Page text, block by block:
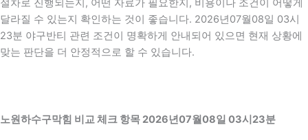
절차로 진행되는지, 어떤 자료가 필요한지, 비용이나 조건이 어떻게
달라질 수 있는지 확인하는 것이 좋습니다. 2026년07월08일 03시
23분 야구반티 관련 조건이 명확하게 안내되어 있으면 현재 상황에
맞는 판단을 더 안정적으로 할 수 있습니다.
노원하수구막힘 비교 체크 항목 2026년07월08일 03시23분